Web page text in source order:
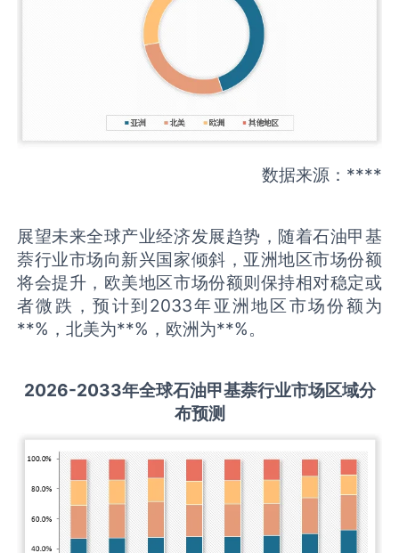
数据来源：****
展望未来全球产业经济发展趋势，随着石油甲基
萘行业市场向新兴国家倾斜，亚洲地区市场份额
将会提升，欧美地区市场份额则保持相对稳定或
者微跌，预计到2033年亚洲地区市场份额为
**%，北美为**%，欧洲为**%。
2026-2033年全球石油甲基萘行业市场区域分
布预测